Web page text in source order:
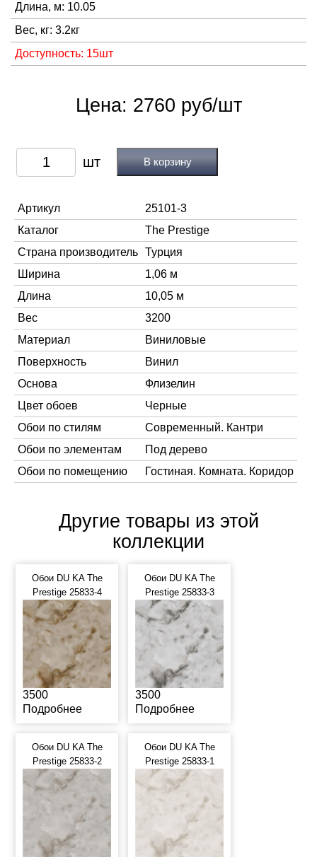
Длина, м: 10.05
Вес, кг: 3.2кг
Доступность: 15шт
Цена: 2760 руб/шт
В корзину
Артикул
25101-3
Каталог
The Prestige
Страна производитель Турция
Ширина
1,06 м
Длина
10,05 м
Вес
3200
Материал
Виниловые
Поверхность
Винил
Основа
Флизелин
Цвет обоев
Черные
Обои по стилям
Современный. Кантри
Обои по элементам
Под дерево
Обои по помещению
Гостиная. Комната. Коридор
Другие товары из этой
коллекции
Обои DU KA The
Prestige 25833-4
3500
Подробнее
Обои DU KA The
Prestige 25833-3
3500
Подробнее
Обои DU KA The
Prestige 25833-2
Обои DU KA The
Prestige 25833-1